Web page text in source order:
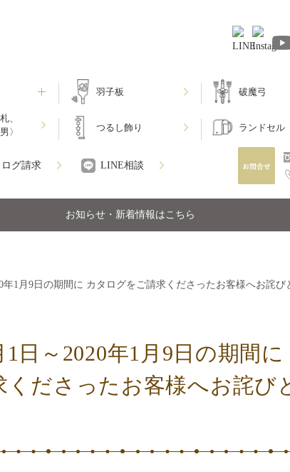
羽子板 破魔弓
、
〉
つるし飾り ランドセル
グ請求 LINE相談
お知らせ・新着情報はこちら
年1月9日の期間に カタログをご請求くださったお客様へお詫び
1日～2020年1月9日の期間に
くださったお客様へお詫び